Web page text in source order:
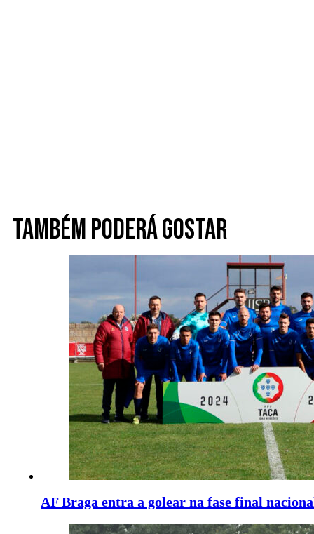
Também poderá gostar
AF Braga entra a golear na fase final